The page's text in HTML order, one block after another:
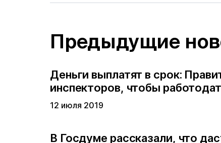
Предыдущие
Деньги выплатят в срок:
инспекторов, чтобы
12 июля 2019
В Госдуме рассказали, что